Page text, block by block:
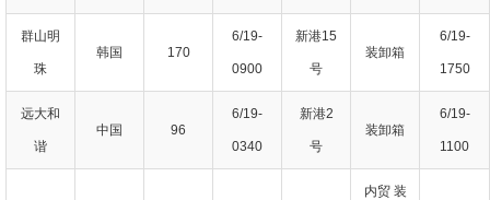
群山明
珠
韩国 170
6/19-
0900
新港15
号
装卸箱
6/19-
1750
远大和
谐
中国 96
6/19-
0340
新港2
号
装卸箱
6/19-
1100
内贸 装